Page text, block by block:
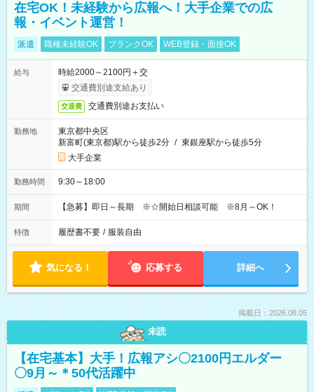
在宅OK！未経験から広報へ！大手企業での広
報・イベント運営！
派遣 職種未経験OK ブランクOK WEB登録・面接OK
給与
時給2000～2100円＋交
交通費別途支給あり
交通費 交通費別途お支払い
勤務地
東京都中央区
新富町(東京都)駅から徒歩2分 / 東銀座駅から徒歩5分
大手企業
勤務時間 9:30～18:00
期間 【急募】即日～長期 ※☆開始日相談可能 ※8月～OK！
特徴 履歴書不要 / 服装自由
気になる！ 応募する 詳細へ
掲載日：2026.08.05
未読
【在宅基本】大手！広報アシ〇2100円エルダー
〇9月～＊50代活躍中